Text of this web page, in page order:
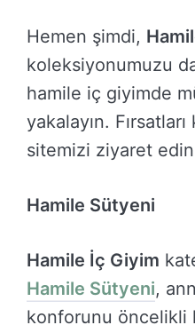
Hemen şimdi,
koleksiyonumuzu
hamile iç giyimde
yakalayın.
sitemizi ziyaret
Hamile Sütyeni
Hamile İç Giyim
Hamile Sütyeni,
konforunu öncelikli